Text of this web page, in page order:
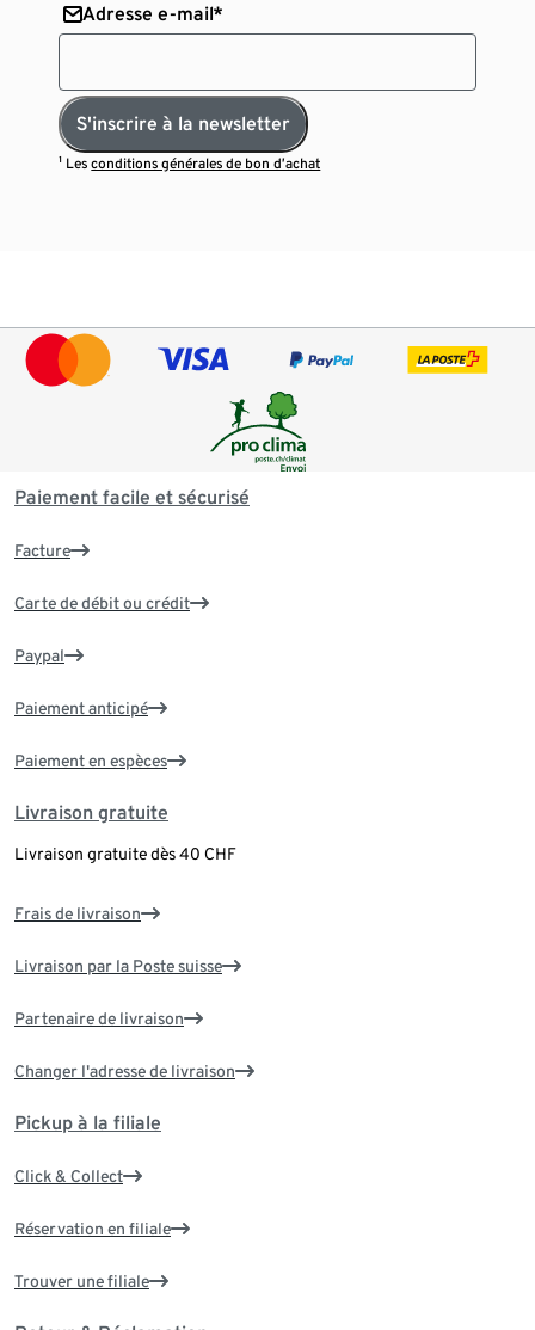
Adresse e-mail*
S'inscrire à la newsletter
¹ Lesconditions générales de bon d’achat
Paiement facile et sécurisé
Facture
Carte de débit ou crédit
Paypal
Paiement anticipé
Paiement en espèces
Livraison gratuite
Livraison gratuite dès 40 CHF
Frais de livraison
Livraison par la Poste suisse
Partenaire de livraison
Changer l'adresse de livraison
Pickup à la filiale
Click & Collect
Réservation en filiale
Trouver une filiale